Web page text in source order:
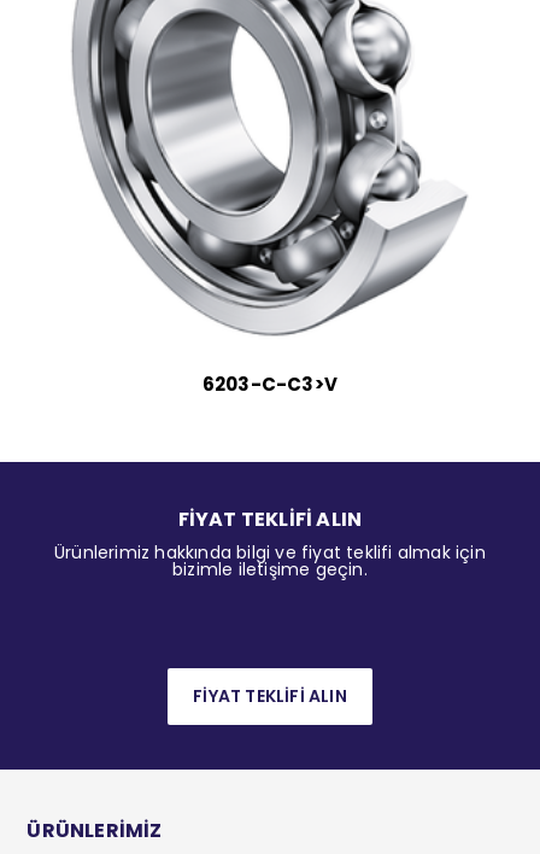
6203-C-C3>V
FİYAT TEKLİFİ ALIN
Ürünlerimiz hakkında bilgi ve fiyat teklifi almak için
bizimle iletişime geçin.
FİYAT TEKLİFİ ALIN
ÜRÜNLERİMİZ